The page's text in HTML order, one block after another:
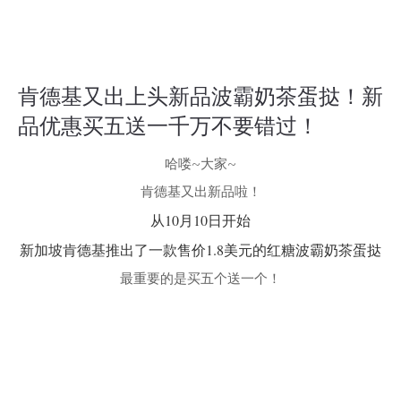
肯德基又出上头新品波霸奶茶蛋挞！新
品优惠买五送一千万不要错过！
哈喽~大家~
肯德基又出新品啦！
从10月10日开始
新加坡肯德基推出了一款售价1.8美元的红糖波霸奶茶蛋挞
最重要的是买五个送一个！